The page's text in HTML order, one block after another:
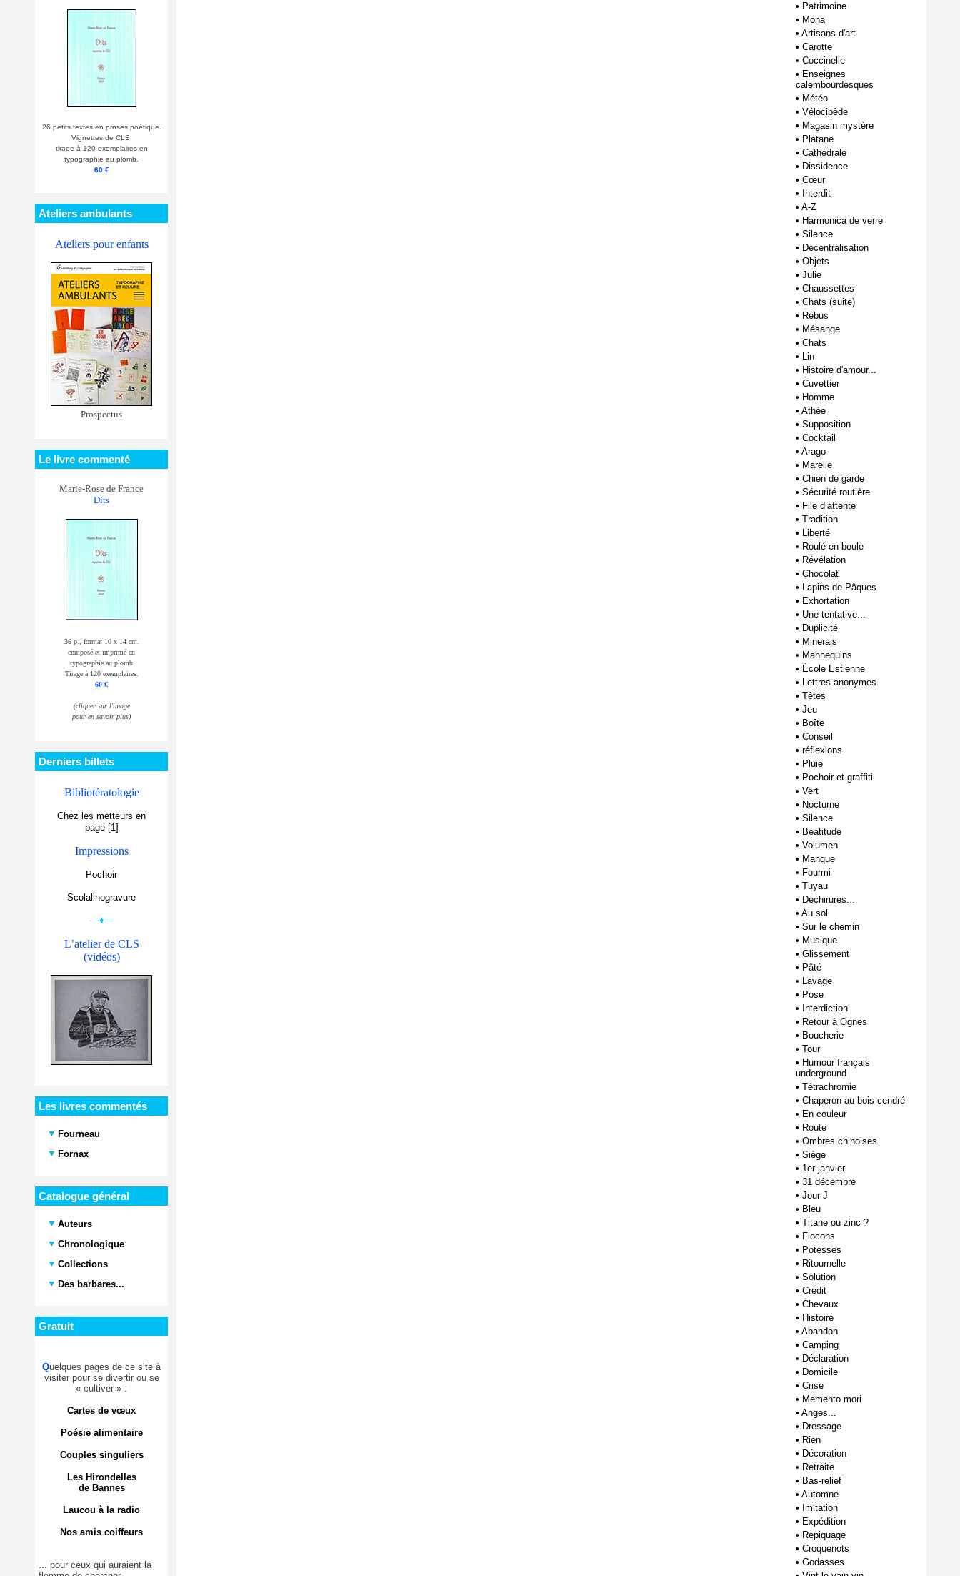
26 petits textes en proses poétique.
Vignettes de CLS.
tirage à 120 exemplaires en
typographie au plomb.
60 €
Ateliers ambulants
Ateliers pour enfants
Prospectus
Le livre commenté
Marie-Rose de France
Dits
36 p., format 10 x 14 cm.
composé et imprimé en
typographie au plomb
Tirage à 120 exemplaires.
60 €
(cliquer sur l'image
pour en savoir plus)
Derniers billets
Bibliotératologie
Chez les metteurs en
page [1]
Impressions
Pochoir
Scolalinogravure
—♦—
L’atelier de CLS
(vidéos)
Les livres commentés
Fourneau
Fornax
Catalogue général
Auteurs
Chronologique
Collections
Des barbares...
Gratuit
Quelques pages de ce site à
visiter pour se divertir ou se
« cultiver » :
Cartes de vœux
Poésie alimentaire
Couples singuliers
Les Hirondelles
de Bannes
Laucou à la radio
Nos amis coiffeurs
... pour ceux qui auraient la
• Patrimoine
• Mona
• Artisans d'art
• Carotte
• Coccinelle
• Enseignes
calembourdesques
• Météo
• Vélocipède
• Magasin mystère
• Platane
• Cathédrale
• Dissidence
• Cœur
• Interdit
• A-Z
• Harmonica de verre
• Silence
• Décentralisation
• Objets
• Julie
• Chaussettes
• Chats (suite)
• Rébus
• Mésange
• Chats
• Lin
• Histoire d'amour...
• Cuvettier
• Homme
• Athée
• Supposition
• Cocktail
• Arago
• Marelle
• Chien de garde
• Sécurité routière
• File d’attente
• Tradition
• Liberté
• Roulé en boule
• Révélation
• Chocolat
• Lapins de Pâques
• Exhortation
• Une tentative...
• Duplicité
• Minerais
• Mannequins
• École Estienne
• Lettres anonymes
• Têtes
• Jeu
• Boîte
• Conseil
• réflexions
• Pluie
• Pochoir et graffiti
• Vert
• Nocturne
• Silence
• Béatitude
• Volumen
• Manque
• Fourmi
• Tuyau
• Déchirures...
• Au sol
• Sur le chemin
• Musique
• Glissement
• Pâté
• Lavage
• Pose
• Interdiction
• Retour à Ognes
• Boucherie
• Tour
• Humour français
underground
• Tétrachromie
• Chaperon au bois cendré
• En couleur
• Route
• Ombres chinoises
• Siège
• 1er janvier
• 31 décembre
• Jour J
• Bleu
• Titane ou zinc ?
• Flocons
• Potesses
• Ritournelle
• Solution
• Crédit
• Chevaux
• Histoire
• Abandon
• Camping
• Déclaration
• Domicile
• Crise
• Memento mori
• Anges...
• Dressage
• Rien
• Décoration
• Retraite
• Bas-relief
• Automne
• Imitation
• Expédition
• Repiquage
• Croquenots
• Godasses